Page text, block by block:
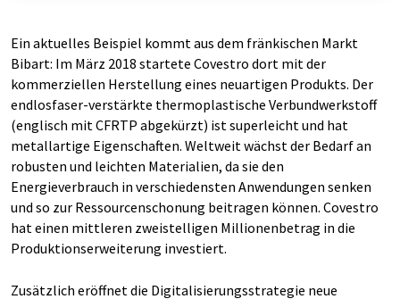
Ein aktuelles Beispiel kommt aus dem fränkischen Markt
Bibart: Im März 2018 startete Covestro dort mit der
kommerziellen Herstellung eines neuartigen Produkts. Der
endlosfaser-verstärkte thermoplastische Verbundwerkstoff
(englisch mit CFRTP abgekürzt) ist superleicht und hat
metallartige Eigenschaften. Weltweit wächst der Bedarf an
robusten und leichten Materialien, da sie den
Energieverbrauch in verschiedensten Anwendungen senken
und so zur Ressourcenschonung beitragen können. Covestro
hat einen mittleren zweistelligen Millionenbetrag in die
Produktionserweiterung investiert.
Zusätzlich eröffnet die Digitalisierungsstrategie neue